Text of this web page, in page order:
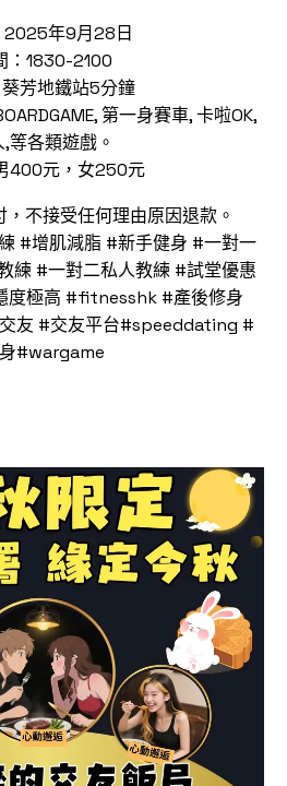
2025年9月28日
：1830-2100
芳地鐵站5分鐘
第一身賽車, 卡啦OK,
等各類遊戲。
400元，女250元
不接受任何理由原因退款。
#增肌減脂 #新手健身 #一對一
練 #一對二私人教練 #試堂優惠
度極高 #fitnesshk #產後修身
友 #交友平台#speeddating #
#wargame